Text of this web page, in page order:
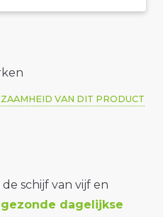
VAN DIT PRODUCT
schijf van vijf en
gezonde dagelijkse